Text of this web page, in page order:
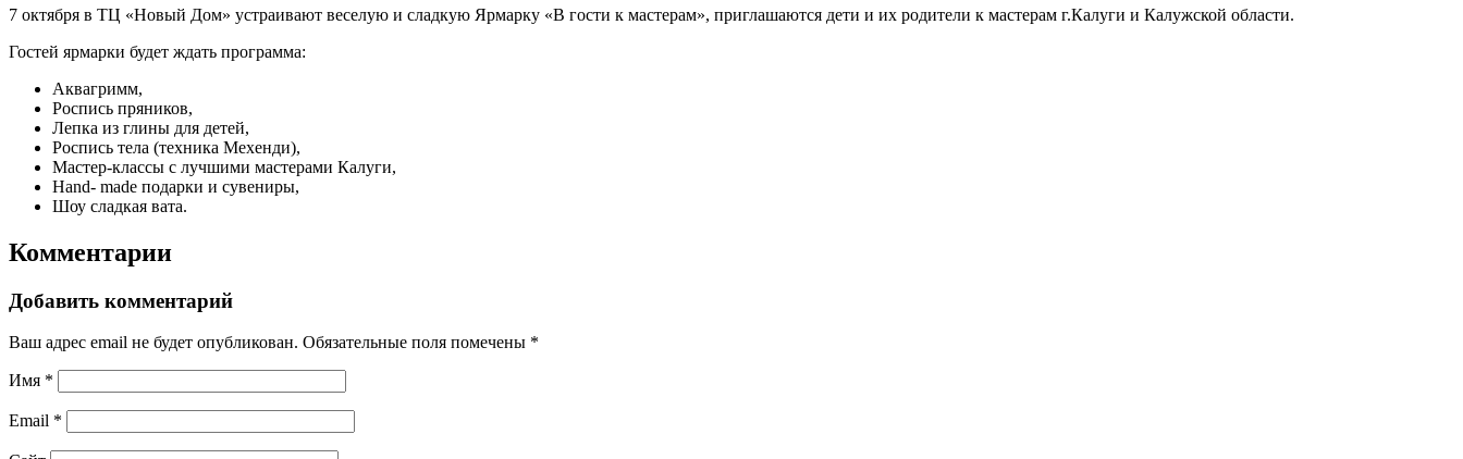
7 октября в ТЦ «Новый Дом» устраивают веселую и сладкую Ярмарку «В гости к мастерам», приглашаются дети и их родители к мастерам г.Калуги и Калужской области.
Гостей ярмарки будет ждать программа:
Аквагримм,
Роспись пряников,
Лепка из глины для детей,
Роспись тела (техника Мехенди),
Мастер-классы с лучшими мастерами Калуги,
Hand- made подарки и сувениры,
Шоу сладкая вата.
Комментарии
Добавить комментарий
Ваш адрес email не будет опубликован. Обязательные поля помечены *
Имя *
Email *